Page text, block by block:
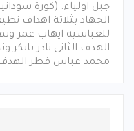
جبل اولياء: (كورة
الجهاد بثلاثة اهداف
للعباسية ايهاب عمر وتم
الهدف الثاني نادر
محمد عباس قطر